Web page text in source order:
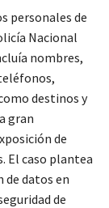
personales de
Nacional
nombres,
destinos y
gran
de
El caso plantea
datos en
de